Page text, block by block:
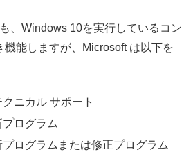
、Windows 10を実行しているコン
機能しますが、Microsoft は以下を
ニカル サポート
ログラム
ログラムまたは修正プログラム